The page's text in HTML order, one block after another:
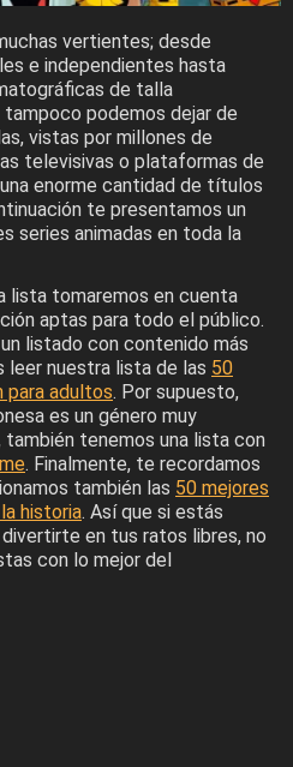
vertientes; desde
e independientes hasta
de talla
podemos dejar de
vistas por millones de
televisivas o plataformas de
enorme cantidad de títulos
te presentamos un
series animadas en toda la
lista tomaremos en cuenta
aptas para todo el público.
listado con contenido más
nuestra lista de las 50
para adultos. Por supuesto,
es un género muy
tenemos una lista con
. Finalmente, te recordamos
también las 50 mejores
historia. Así que si estás
en tus ratos libres, no
con lo mejor del